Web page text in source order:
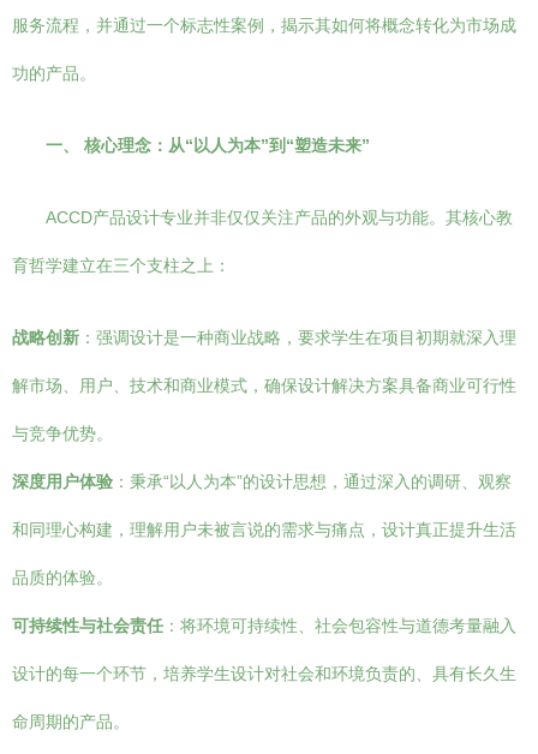
服务流程，并通过一个标志性案例，揭示其如何将概念转化为市场成
功的产品。
一、 核心理念：从“以人为本”到“塑造未来”
ACCD产品设计专业并非仅仅关注产品的外观与功能。其核心教
育哲学建立在三个支柱之上：
战略创新 ：强调设计是一种商业战略，要求学生在项目初期就深入理
解市场、用户、技术和商业模式，确保设计解决方案具备商业可行性
与竞争优势。
深度用户体验 ：秉承“以人为本”的设计思想，通过深入的调研、观察
和同理心构建，理解用户未被言说的需求与痛点，设计真正提升生活
品质的体验。
可持续性与社会责任 ：将环境可持续性、社会包容性与道德考量融入
设计的每一个环节，培养学生设计对社会和环境负责的、具有长久生
命周期的产品。